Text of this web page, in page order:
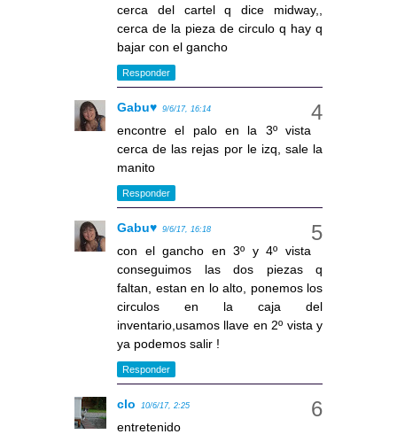
cerca del cartel q dice midway,,
cerca de la pieza de circulo q hay q
bajar con el gancho
Responder
Gabu♥ 9/6/17, 16:14
encontre el palo en la 3º vista
cerca de las rejas por le izq, sale la
manito
Responder
Gabu♥ 9/6/17, 16:18
con el gancho en 3º y 4º vista
conseguimos las dos piezas q
faltan, estan en lo alto, ponemos los
circulos en la caja del
inventario,usamos llave en 2º vista y
ya podemos salir !
Responder
clo 10/6/17, 2:25
entretenido